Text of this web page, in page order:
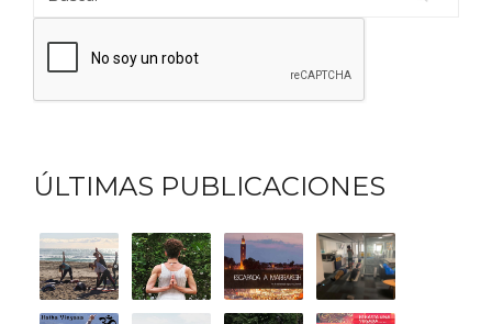
ÚLTIMAS PUBLICACIONES